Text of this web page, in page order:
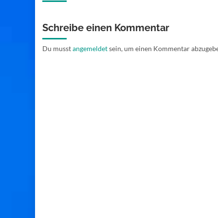
Schreibe einen Kommentar
Du musstangemeldetsein, um einen Kommentar